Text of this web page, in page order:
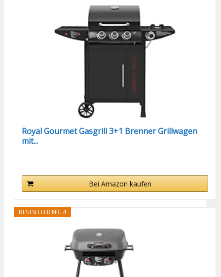
Royal Gourmet Gasgrill 3+1 Brenner Grillwagen
mit...
Bei Amazon kaufen
BESTSELLER NR. 4